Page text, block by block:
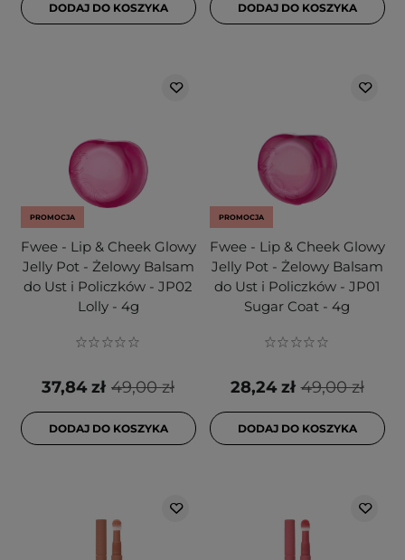
DODAJ DO KOSZYKA DODAJ DO KOSZYKA
PROMOCJA
Fwee - Lip & Cheek Glowy
Jelly Pot - Żelowy Balsam
do Ust i Policzków - JP02
Lolly - 4g
49,00 zł
37,84 zł
DODAJ DO KOSZYKA
PROMOCJA
Fwee - Lip & Cheek Glowy
Jelly Pot - Żelowy Balsam
do Ust i Policzków - JP01
Sugar Coat - 4g
49,00 zł
28,24 zł
DODAJ DO KOSZYKA